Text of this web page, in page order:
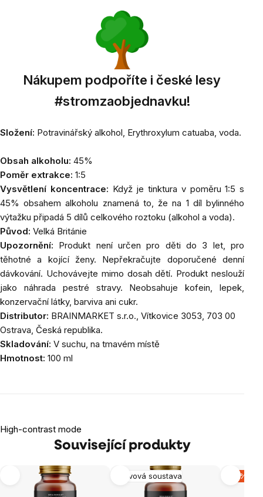
Nákupem podpoříte i české lesy
#stromzaobjednavku!
Složení: Potravinářský alkohol, Erythroxylum catuaba, voda.
Obsah alkoholu: 45%
Poměr extrakce: 1:5
Vysvětlení koncentrace: Když je tinktura v poměru 1:5 s
45% obsahem alkoholu znamená to, že na 1 díl bylinného
výtažku připadá 5 dílů celkového roztoku (alkohol a voda).
Původ: Velká Británie
Upozornění: Produkt není určen pro děti do 3 let, pro
těhotné a kojící ženy. Nepřekračujte doporučené denní
dávkování. Uchovávejte mimo dosah dětí. Produkt neslouží
jako náhrada pestré stravy. Neobsahuje kofein, lepek,
konzervační látky, barviva ani cukr.
Distributor: BRAINMARKET s.r.o., Vítkovice 3053, 703 00
Ostrava, Česká republika.
Skladování: V suchu, na tmavém místě
Hmotnost: 100 ml
High-contrast mode
Související produkty
Nervová soustava -15 %